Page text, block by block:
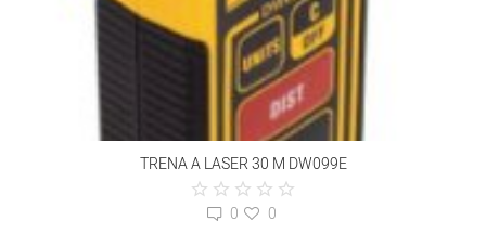
TRENA A LASER 30 M DW099E
0
0